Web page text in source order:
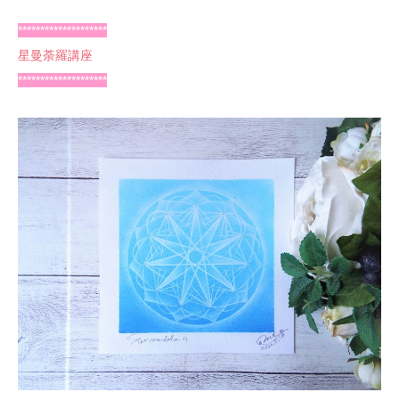
********************
星曼荼羅講座
********************